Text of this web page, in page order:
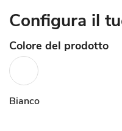
Configura il
Colore del prodotto
Bianco